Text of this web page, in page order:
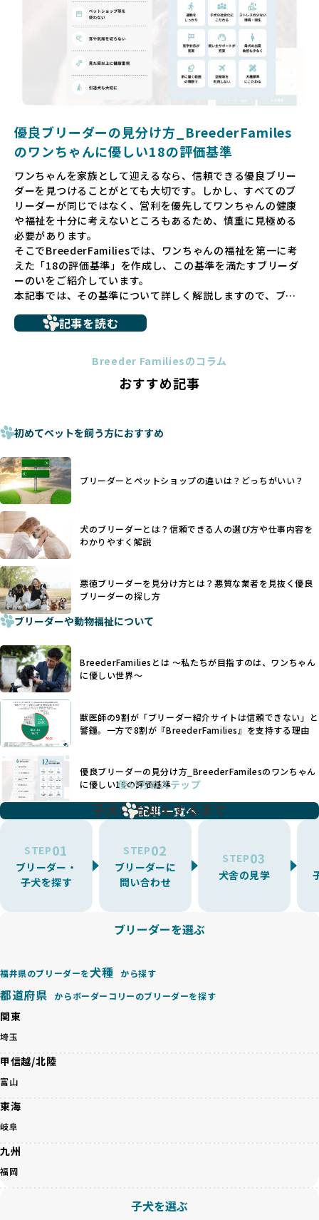
厳しい基準で厳選し、その評価基準や評価結果をオープンに
しています。これにより、消費者の皆様が安心して子犬やブ
リーダーを選べる環境を整えています。
そして、消費者の皆様が正しい情報をもとに優良ブリーダー
を求めることで、ワンちゃんを家族のように愛する優良ブリ
ーダーが増え、営利優先の「悪徳ブリーダー」が自然と淘汰
される社会を目指しています。目の前の子犬だけでなく、親
ゃんに優しい世界を築いていきたいと考えています。
長するための環境が十分に整っていない場合が多く、販売ま
での間に過密な環境や長距離移動のストレスを受けることが
少なくありません。このような環境は、健康リスクや社会性
の問題につながりやすく、ワンちゃんにとっても望ましいと
は言えません。
こうした背景から、BreederFamiliesはペットショップを介
さない直接販売を採用するとともに、ペットオークションや
ペットショップを利用するブリーダーの掲載も行ってしませ
ん。
ペットショップを避けた方がいい理由の詳細はこちら
法令レベルの最低基準にとどまっていることが問題です。こ
ものに過ぎず、ワンちゃんの心身の福祉やブリーダーの責任
少なくなく、消費者にとって選択の判断が難しい現状があり
さらに、書類審査のみで掲載が許可されるサイトが多く、実
際の飼育環境やブリーダーの姿勢が見えにくい点も課題で
す。こうしたサイトでは、ブリーダーが記載する情報が主で
あり、実際の現場や日々のケアの状況がわからないため、営
利優先の「悪徳ブリーダー」が含まれるリスクが高まりま
す。
BreederFamiliesでは、ワンちゃんを大切にする「優良ブリ
ーダー」のみを紹介するために、法令を超えた独自の基準を
設け、ブリーダーの理念や飼育環境の厳格なチェックを行っ
ています。
一部の営利優先のブリーディングでは、母犬の出産負担を考
えずに大量繁殖が行われ、親犬が心身ともに疲弊するケース
が見られます。さらに、コストカットのために食事を減らし
たり、栄養のない食事を与える、適切な健康管理が行われな
いなど、ワンちゃんの健康と福祉が犠牲にされることも少な
くありません。
また、健康リスクが予測しづらいミックス犬の繁殖や、愛情
が行き届かない多頭飼育等も問題です。これらのブリーディ
ング手法は、ワンちゃんの福祉を無視し、利益のみを追求す
るブリーダーによるものが多く、消費者にとっても深刻な課
題となっています。
BreederFamiliesでは、こうしたワンちゃんに優しくないブ
リーディングをなくすため、すべてのワンちゃんを家族のよ
うに大切に飼育・繁殖を行っている「優良ブリーダー」のみ
BreederFamiliesでは、アニマルウェルフェアを最優先に考
えた6つの絶対基準と12の総合基準を設定しています。これに
ことを徹底しています。
BreederFamiliesでは、以下の6項目を必須条件とし、これら
基づいた責任あるブリーディングを確保しています。
さらに、健康管理、社会性の育成、遺伝子検査、食事や運動
の質など、ワンちゃんの心身に配慮した飼育環境が整ってい
るかを評価する12項目の総合基準を設けています。これによ
り、より高い基準をクリアしたブリーダーだけを厳選してい
その結果、合格率10%未満という厳しい基準をクリアした優
良ブリーダーのみが登録されています。
ゃんを家族のように愛するという理念を共有するブリーダー
のみを厳選しています。これにより、ユーザーの皆さんに安
「BreederFamilesのワンちゃんに優しい18の評価基準」は
こちら
接のヒアリング、現地確認を通じて厳しく評価しています。
優良ブリーダーの見分け方_BreederFamiles
のワンちゃんに優しい18の評価基準
ワンちゃんを家族として迎えるなら、信頼できる優良ブリー
ダーを見つけることがとても大切です。しかし、すべてのブ
リーダーが同じではなく、営利を優先してワンちゃんの健康
や福祉を十分に考えないところもあるため、慎重に見極める
必要があります。
そこでBreederFamiliesでは、ワンちゃんの福祉を第一に考
えた「18の評価基準」を作成し、この基準を満たすブリーダ
ーのいをご紹介しています。
本記事では、その基準について詳しく解説しますので、ブリ
に断尾（しっぽを切る）や断耳（耳を切る）が行われている
ことがあります。
これは痛みを伴う処置で、ワンちゃんの身体的な負担が大き
手段でもあるため、切断されることで他の犬や人間との意思
ヨーロッパ諸国ではこうした処置が禁止されている一方で、
日本ではいまだ行われる場合があります。
優良ブリーダーは動物福祉を優先し、ワンちゃんの自然な姿
を大切にするため断尾・断耳を行いません。
一方、営利優先ブリーダーでは「見た目が良く売れやすい」
ことを理由に断尾や断耳を行うことがあり、中には麻酔なし
で処置するケースも見受けられます。
「耳やしっぽを切らない」詳細はこちら
犬種ごとに異なる健康リスクや育て方のポイントを理解し、
適切に対応するためには、深い知識と豊富な経験が欠かせま
せん。現在、犬種は200種類以上あり、それぞれに特有の健康
たとえば、パグは呼吸器系のトラブルを抱えやすく、ラブラ
ドール・レトリバーには股関節形成不全への注意が必要で
す。このような犬種ごとの違いを熟知し、適切なケアを提供
できるかどうかは、ブリーダーの専門性に大きく関わりま
す。
優良ブリーダーは、少数の犬種（一般的に3種以内）に絞って
繁殖を行い、各犬種の特徴を熟知しています。これにより、
犬種ごとの健康管理や繁殖において質の高いケアを提供する
ことが可能です。
一方、営利優先ブリーダーは流行や需要に応じて扱う犬種を
増やす傾向があり、犬種ごとに異なる健康問題や適切な育成
環境を十分に考慮しない場合があります。こうしたブリーダ
たりストレスを抱えたりするリスクが高まります。
「少数の犬種に集中」の詳細はこちら
すが、無計画な交配には健康リスクが伴います。異なる犬種
の特徴を持つことで予測しにくい健康問題が発生する可能性
が高く、診断や治療も複雑化する場合があります。また、ミ
待する理想と現実が大きく異なることも少なくありません。
健康と性格を次世代に引き継ぐために、ミックス犬の繁殖を
避けます。無計画な交配がもたらすリスクを理解し、飼い主
殖を徹底しているのです。
一方、営利優先ブリーダーは流行や需要に応じて安易にミッ
が多く見受けられます。場合によっては、チワワ×ハスキー
等体格の異なるリスクの高い交配を行うこともあります。
ペットショップやペットオークションは、流通過程でワンち
られるなど、心身に大きな負担がかかります。このような環
ちゃんの社会性や基本的なしつけにも悪影響を与える可能性
記事を読む
Breeder Familiesのコラム
おすすめ記事
初めてペットを飼う方におすすめ
ブリーダーとペットショップの違いは？どっちがいい？
犬のブリーダーとは？信頼できる人の選び方や仕事内容を
わかりやすく解説
悪徳ブリーダーを見分け方とは？悪質な業者を見抜く優良
ブリーダーの探し方
ブリーダーや動物福祉について
BreederFamiliesとは 〜私たちが目指すのは、ワンちゃん
に優しい世界〜
獣医師の9割が「ブリーダー紹介サイトは信頼できない」と
警鐘。一方で8割が『BreederFamilies』を支持する理由
優良ブリーダーの見分け方_BreederFamilesのワンちゃん
に優しい18の評価基準
記事一覧へ
使い方のステップ
子犬をお迎えするまで
STEP01
ブリーダー・
子犬を探す
STEP02
ブリーダーに
問い合わせ
STEP03
犬舎の見学
ブリーダーを選ぶ
福井県のブリーダーを犬種 から探す
都道府県 からボーダーコリーのブリーダーを探す
関東
埼玉
甲信越/北陸
富山
東海
岐阜
九州
福岡
子犬を選ぶ